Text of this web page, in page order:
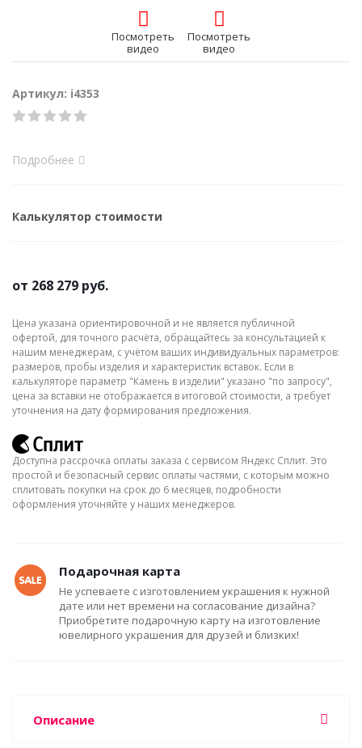
Посмотреть
видео
Посмотреть
видео
Артикул: i4353
Подробнее
Калькулятор стоимости
от 268 279 руб.
Цена указана ориентировочной и не является публичной
офертой, для точного расчёта, обращайтесь за консультацией к
нашим менеджерам, с учётом ваших индивидуальных параметров:
размеров, пробы изделия и характеристик вставок. Если в
калькуляторе параметр "Камень в изделии" указано "по запросу",
цена за вставки не отображается в итоговой стоимости, а требует
уточнения на дату формирования предложения.
Доступна рассрочка оплаты заказа с сервисом Яндекс Сплит. Это
простой и безопасный сервис оплаты частями, с которым можно
сплитовать покупки на срок до 6 месяцев, подробности
оформления уточняйте у наших менеджеров.
Подарочная карта
Не успеваете с изготовлением украшения к нужной
дате или нет времени на согласование дизайна?
Приобретите подарочную карту на изготовление
ювелирного украшения для друзей и близких!
Описание